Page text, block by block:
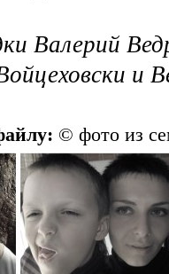
Валерий
и
© фото из